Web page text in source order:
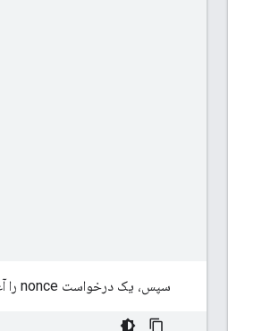
سپس، یک درخواست nonce را آغاز کنید، ویژگی‌های آن را پر کنید و از آن برای مقداردهی اولیه یک مدیر nonce استفاده کنید: